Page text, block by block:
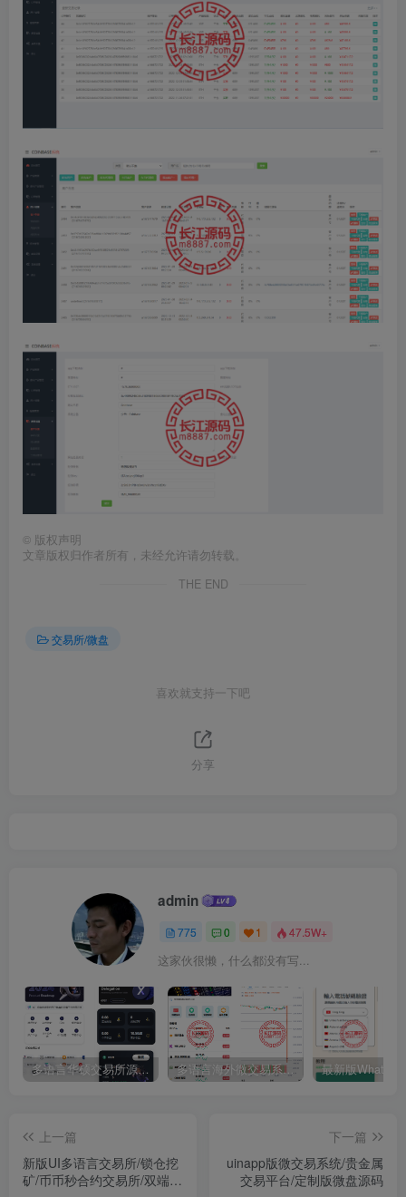
© 版权声明
文章版权归作者所有，未经允许请勿转载。
THE END
交易所/微盘
喜欢就支持一下吧
分享
admin
775 0 1 47.5W+
这家伙很懒，什么都没有写...
多语言华硕交易所源码/手机端uniapp电脑端vue.支持秒合约/币币/国际黄金/U本位合约/DeFi挖矿 多语言海外微交易系统源码/虚拟币黄金期货外汇微盘
上一篇
新版UI多语言交易所/锁仓挖
矿/币币秒合约交易所/双端源
下一篇
uinapp版微交易系统/贵金属
交易平台/定制版微盘源码